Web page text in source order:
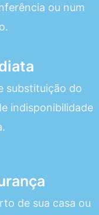
ou num
substituição do
indisponibilidade
de sua casa ou